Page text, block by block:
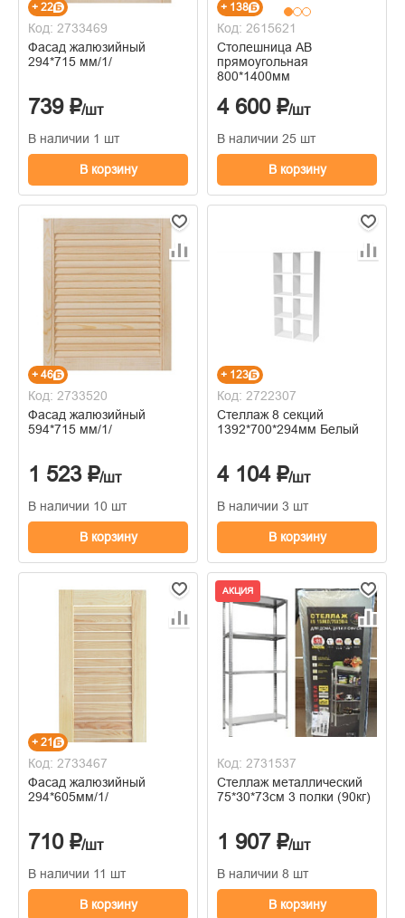
+ 22
Код: 2733469
Фасад жалюзийный
294*715 мм/1/
739 ₽/шт
В наличии 1 шт
В корзину
+ 138
Код: 2615621
Столешница АВ
прямоугольная
800*1400мм
4 600 ₽/шт
В наличии 25 шт
В корзину
+ 46
Код: 2733520
Фасад жалюзийный
594*715 мм/1/
1 523 ₽/шт
В наличии 10 шт
В корзину
+ 123
Код: 2722307
Стеллаж 8 секций
1392*700*294мм Белый
4 104 ₽/шт
В наличии 3 шт
В корзину
+ 21
Код: 2733467
Фасад жалюзийный
294*605мм/1/
710 ₽/шт
В наличии 11 шт
В корзину
АКЦИЯ
Код: 2731537
Стеллаж металлический
75*30*73см 3 полки (90кг)
1 907 ₽/шт
В наличии 8 шт
В корзину